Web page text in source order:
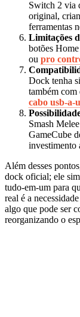
Switch 2 via
original,
ferramentas
Limitações
botões
ou pro
Dock tenha
também com
cabo
Smash
GameCube
investimento
Além desses
dock oficial; ele
tudo‑em‑um para
real é a
algo que pode ser
reorganizando o